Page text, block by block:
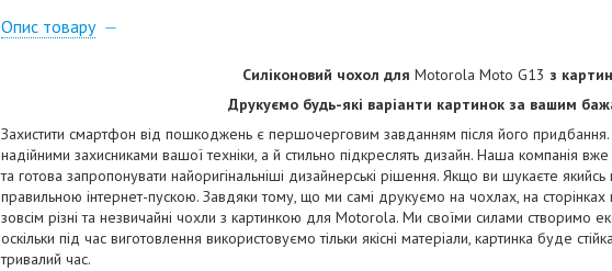
Опис товару
Силіконовий чохол для Motorola Moto G13 з
Друкуємо будь-які варіанти картинок за вашим
Захистити смартфон від пошкоджень є першочерговим завданням після його придбання.
надійними захисниками вашої техніки, а й стильно підкреслять дизайн. Наша компанія
та готова запропонувати найоригінальніші дизайнерські рішення. Якщо ви шукаєте
правильною інтернет-пускою. Завдяки тому, що ми самі друкуємо на чохлах, на
зовсім різні та незвичайні чохли з картинкою для Motorola. Ми своїми силами створимо
оскільки під час виготовлення використовуємо тільки якісні матеріали, картинка буде
тривалий час.